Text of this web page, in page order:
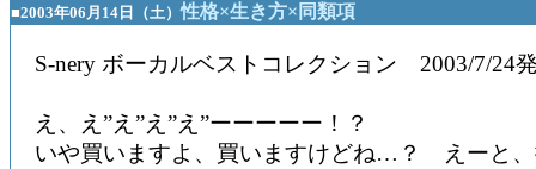
■2003年06月14日（土）性格×生き方×同類項
S-nery ボーカルベストコレクション 2003/7/24
え、え”え”え”え”ーーーーー！？
いや買いますよ、買いますけどね…？ えーと